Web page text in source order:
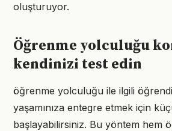
oluşturuyor.
Öğrenme yolculuğu
kendinizi test edin
öğrenme yolculuğu ile ilgili
yaşamınıza entegre etmek için
başlayabilirsiniz. Bu yöntem hem